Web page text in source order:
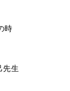
時
先生